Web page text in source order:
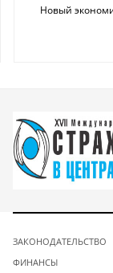
Новый
ЗАКОНОДАТЕЛЬСТВО
ФИНАНСЫ